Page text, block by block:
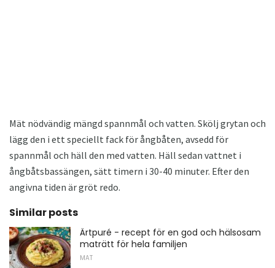
Mät nödvändig mängd spannmål och vatten. Skölj grytan och
lägg den i ett speciellt fack för ångbåten, avsedd för
spannmål och häll den med vatten. Häll sedan vattnet i
ångbåtsbassängen, sätt timern i 30-40 minuter. Efter den
angivna tiden är gröt redo.
Similar posts
Ärtpuré - recept för en god och hälsosam
maträtt för hela familjen
MAT